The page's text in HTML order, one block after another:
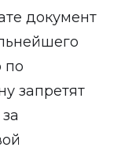
документ
по
запретят